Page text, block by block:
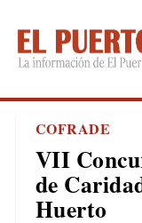
COFRADE
VII
de
Huerto